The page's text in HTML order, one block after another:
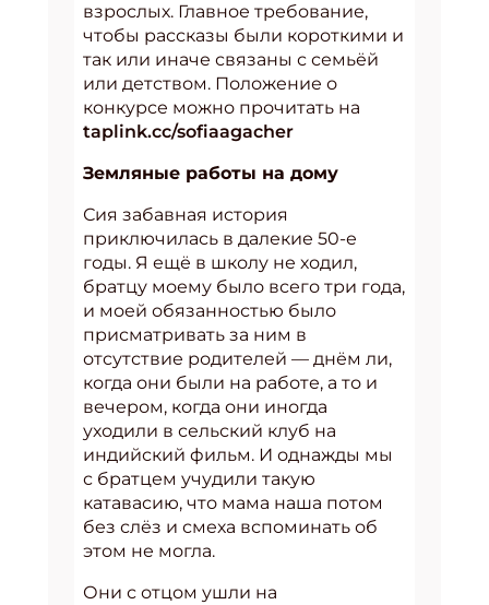
взрослых. Главное требование,
чтобы рассказы были короткими и
так или иначе связаны с семьёй
или детством. Положение о
конкурсе можно прочитать на
taplink.cc/sofiaagacher
Земляные работы на дому
Сия забавная история
приключилась в далекие 50-е
годы. Я ещё в школу не ходил,
братцу моему было всего три года,
и моей обязанностью было
присматривать за ним в
отсутствие родителей — днём ли,
когда они были на работе, а то и
вечером, когда они иногда
уходили в сельский клуб на
индийский фильм. И однажды мы
с братцем учудили такую
катавасию, что мама наша потом
без слёз и смеха вспоминать об
этом не могла.
Они с отцом ушли на